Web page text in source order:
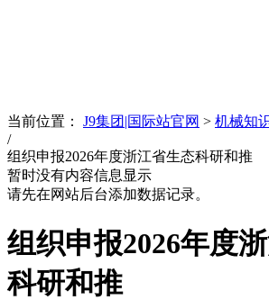
当前位置： J9集团|国际站官网 > 机械知
/
组织申报2026年度浙江省生态科研和推
暂时没有内容信息显示
请先在网站后台添加数据记录。
组织申报2026年度
科研和推